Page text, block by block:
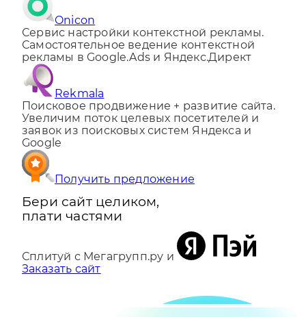
Onicon
Сервис настройки контекстной рекламы.
Самостоятельное ведение контекстной
рекламы в Google.Ads и Яндекс.Директ
Rekmala
Поисковое продвижение + развитие сайта.
Увеличим поток целевых посетителей и
заявок из поисковых систем Яндекса и
Google
Бери сайт целиком,
Сплитуй с Мегагрупп.ру и